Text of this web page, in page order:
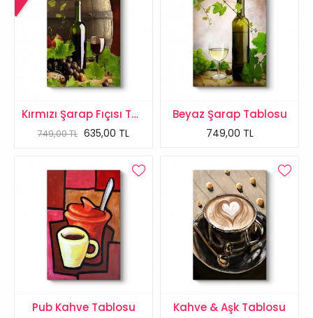
Kırmızı Şarap Fıçısı Tablosu
749,00 TL 635,00 TL
Beyaz Şarap Tablosu
749,00 TL
Pub Kahve Tablosu Kahve & Aşk Tablosu